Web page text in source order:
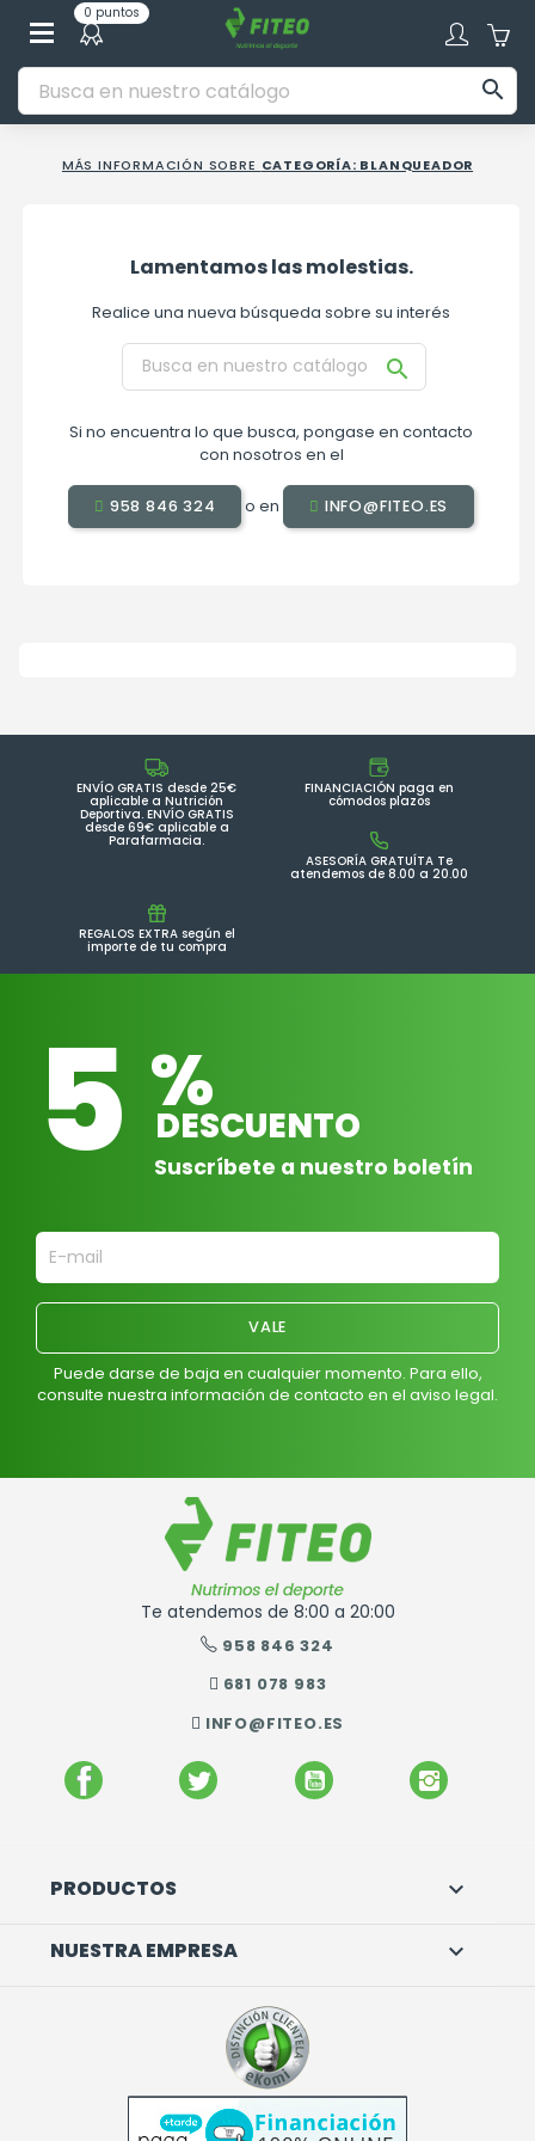
0 puntos

MÁS INFORMACIÓN SOBRE CATEGORÍA: BLANQUEADOR
Lamentamos las molestias.
Realice una nueva búsqueda sobre su interés

Si no encuentra lo que busca, pongase en contacto
con nosotros en el
958 846 324 o en INFO@FITEO.ES
ENVÍO GRATIS desde 25€
aplicable a Nutrición
Deportiva. ENVÍO GRATIS
desde 69€ aplicable a
Parafarmacia.
FINANCIACIÓN paga en
cómodos plazos
ASESORÍA GRATUÍTA Te
atendemos de 8.00 a 20.00
REGALOS EXTRA según el
importe de tu compra
5 %
DESCUENTO
Suscríbete a nuestro boletín
Puede darse de baja en cualquier momento. Para ello,
consulte nuestra información de contacto en el aviso legal.
Te atendemos de 8:00 a 20:00
958 846 324
681 078 983
INFO@FITEO.ES
FACEBOOK TWITTER YOUTUBE
PRODUCTOS 
NUESTRA EMPRESA 